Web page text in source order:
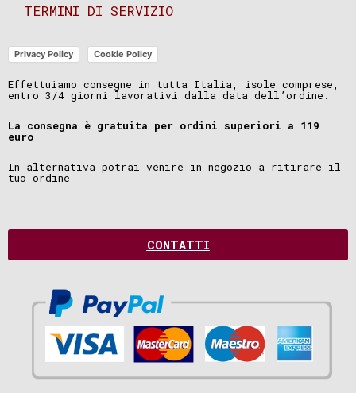
TERMINI DI SERVIZIO
Privacy Policy Cookie Policy
Effettuiamo consegne in tutta Italia, isole comprese,
entro 3/4 giorni lavorativi dalla data dell’ordine.
La consegna è gratuita per ordini superiori a 119
euro
In alternativa potrai venire in negozio a ritirare il
tuo ordine
CONTATTI